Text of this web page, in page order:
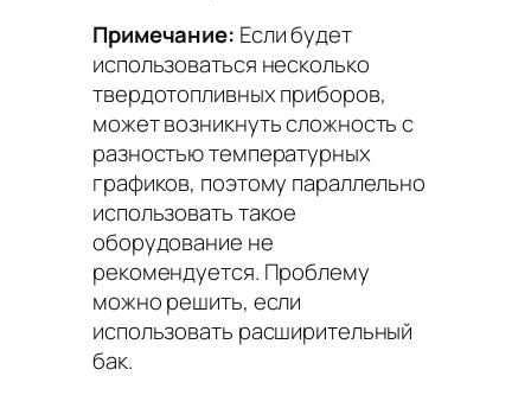
Примечание: Если будет
использоваться несколько
твердотопливных приборов,
может возникнуть сложность с
разностью температурных
графиков, поэтому параллельно
использовать такое
оборудование не
рекомендуется. Проблему
можно решить, если
использовать расширительный
бак.